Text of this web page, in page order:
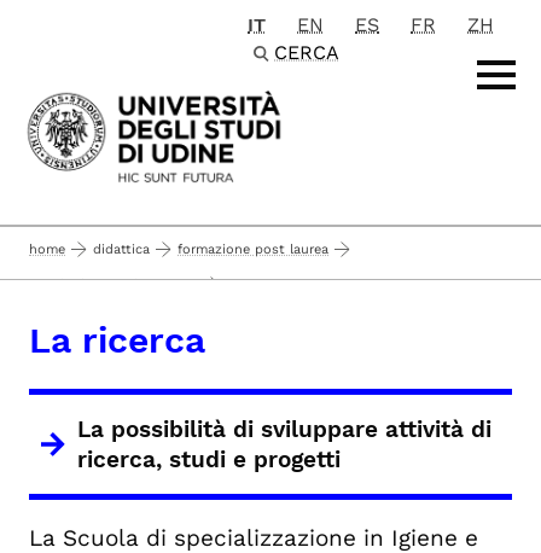
Passa al contenuto principale
IT EN ES FR
ZH
CERCA
home didattica formazione post laurea
scuole di specializzazione ...
igiene e medicina preventiva
La ricerca
La possibilità di sviluppare attività di
ricerca, studi e progetti
La Scuola di specializzazione in Igiene e